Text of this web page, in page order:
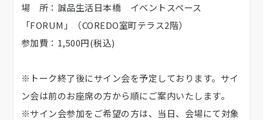
場 所：誠品生活日本橋 イベントスペース
「FORUM」（COREDO室町テラス2階）
参加費：1,500円(税込)
※トーク終了後にサイン会を予定しております。サイ
ン会は前のお座席の方から順にご案内いたします。
※サイン会参加をご希望の方は、当日、会場にて対象